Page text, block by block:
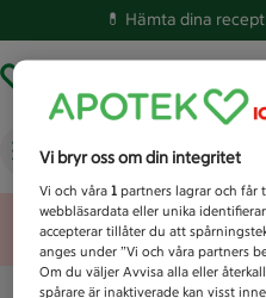
💊 Hämta dina
Vad letar du efter
Vi bryr oss om din integritet
Vi och våra1 partners lagrar och
webbläsardata eller unika
accepterar tillåter du att
anges under ”Vi och våra partners
Om du väljer Avvisa alla eller
spårare är inaktiverade kan visst